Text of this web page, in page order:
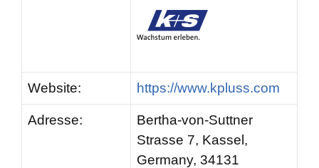
Website: https://www.kpluss.com
Adresse:
Bertha-von-Suttner
Strasse 7, Kassel,
Germany, 34131